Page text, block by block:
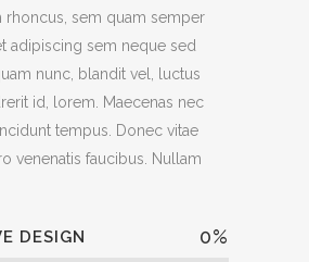
rhoncus, sem quam semper
adipiscing sem neque sed
nunc, blandit vel, luctus
id, lorem. Maecenas nec
tempus. Donec vitae
venenatis faucibus. Nullam
DESIGN 0%